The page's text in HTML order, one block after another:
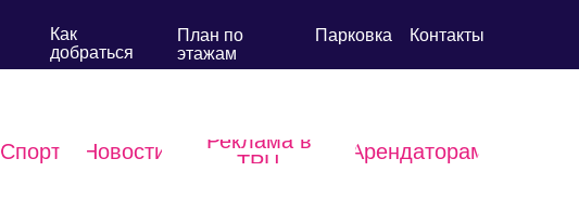
План по
этажам
Парковка Контакты
Как
добраться
Спорт
Реклама в
ТРЦ
Арендаторам
Новости